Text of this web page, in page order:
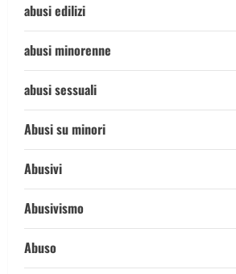
abusi edilizi
abusi minorenne
abusi sessuali
Abusi su minori
Abusivi
Abusivismo
Abuso